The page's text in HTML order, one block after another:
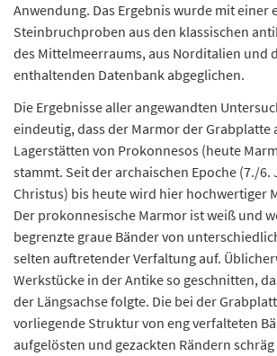
Anwendung. Das Ergebnis wurde mit einer
Steinbruchproben aus den klassischen
des Mittelmeerraums, aus Norditalien und
enthaltenden Datenbank abgeglichen.
Die Ergebnisse aller angewandten
eindeutig, dass der Marmor der Grabplatte
Lagerstätten von Prokonnesos (heute
stammt. Seit der archaischen Epoche (7./
Christus) bis heute wird hier hochwertiger
Der prokonnesische Marmor ist weiß und
begrenzte graue Bänder von
selten auftretender Verfaltung auf.
Werkstücke in der Antike so geschnitten,
der Längsachse folgte. Die bei der
vorliegende Struktur von eng verfalteten
aufgelösten und gezackten Rändern